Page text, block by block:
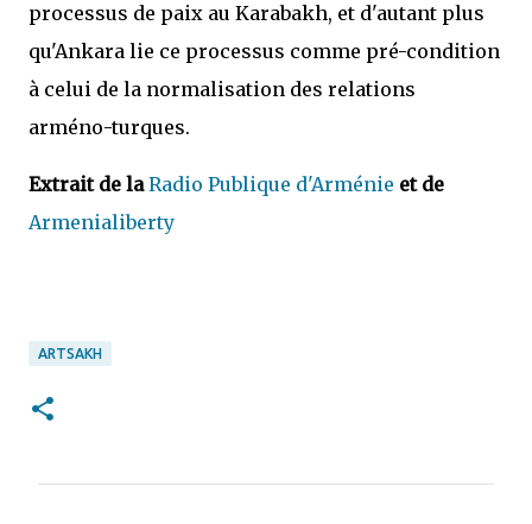
processus de paix au Karabakh, et d'autant plus
qu'Ankara lie ce processus comme pré-condition
à celui de la normalisation des relations
arméno-turques.
Extrait de laRadio Publique d'Arménie et de
Armenialiberty
ARTSAKH